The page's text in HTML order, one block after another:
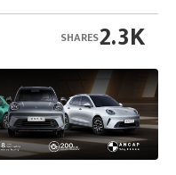
2.3K
SHARES